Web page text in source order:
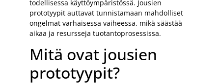
todellisessa käyttöympäristössä. Jousien
prototyypit auttavat tunnistamaan mahdolliset
ongelmat varhaisessa vaiheessa, mikä säästää
aikaa ja resursseja tuotantoprosessissa.
Mitä ovat jousien
prototyypit?